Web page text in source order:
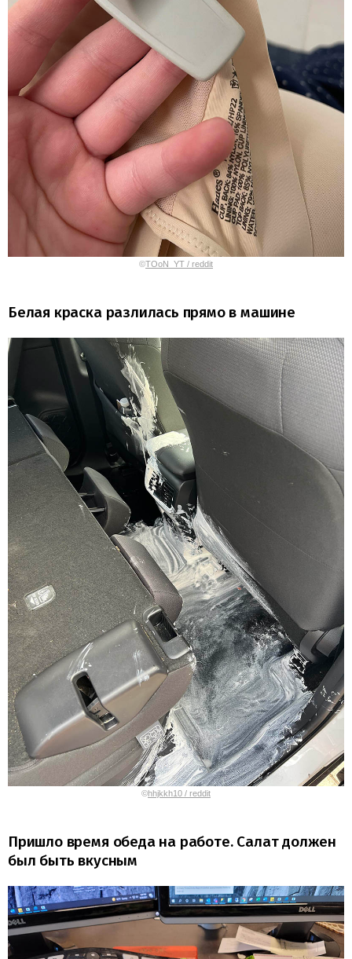
©TOoN_YT / reddit
Белая краска разлилась прямо в машине
©hhjkkh10 / reddit
Пришло время обеда на работе. Салат должен
был быть вкусным